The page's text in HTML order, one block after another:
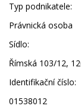
Typ podnikatele:
Právnická osoba
Sídlo:
Římská 103/12,
Identifikační číslo:
01538012